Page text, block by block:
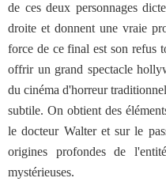
de ces deux personnages
droite et donnent une vraie
force de ce final est son refus
offrir un grand spectacle
du cinéma d'horreur
subtile. On obtient des
le docteur Walter et sur le
origines profondes de
mystérieuses.